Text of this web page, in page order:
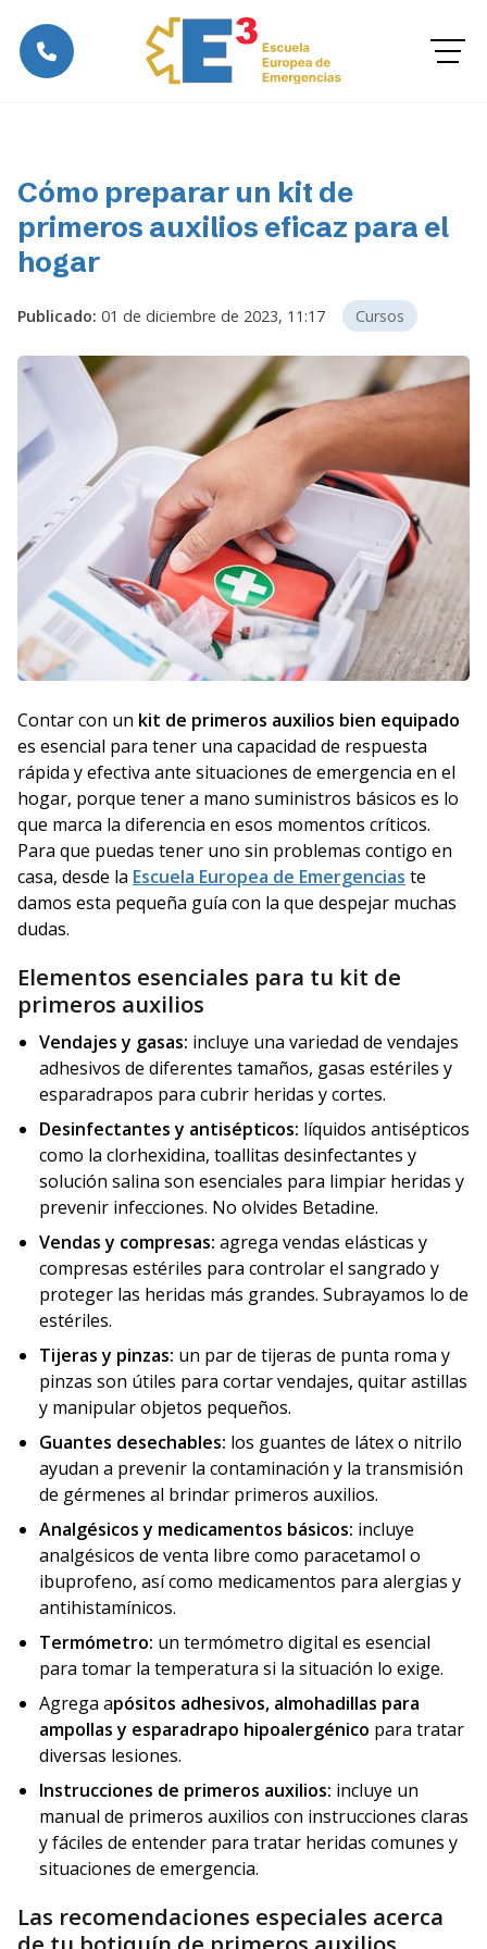
Cómo preparar un kit de
primeros auxilios eficaz para el
hogar
Publicado: 01 de diciembre de 2023, 11:17 Cursos
Contar con un kit de primeros auxilios bien equipado
es esencial para tener una capacidad de respuesta
rápida y efectiva ante situaciones de emergencia en el
hogar, porque tener a mano suministros básicos es lo
que marca la diferencia en esos momentos críticos.
Para que puedas tener uno sin problemas contigo en
casa, desde la Escuela Europea de Emergencias te
damos esta pequeña guía con la que despejar muchas
dudas.
Elementos esenciales para tu kit de
primeros auxilios
Vendajes y gasas: incluye una variedad de vendajes
adhesivos de diferentes tamaños, gasas estériles y
esparadrapos para cubrir heridas y cortes.
Desinfectantes y antisépticos: líquidos antisépticos
como la clorhexidina, toallitas desinfectantes y
solución salina son esenciales para limpiar heridas y
prevenir infecciones. No olvides Betadine.
Vendas y compresas: agrega vendas elásticas y
compresas estériles para controlar el sangrado y
proteger las heridas más grandes. Subrayamos lo de
estériles.
Tijeras y pinzas: un par de tijeras de punta roma y
pinzas son útiles para cortar vendajes, quitar astillas
y manipular objetos pequeños.
Guantes desechables: los guantes de látex o nitrilo
ayudan a prevenir la contaminación y la transmisión
de gérmenes al brindar primeros auxilios.
Analgésicos y medicamentos básicos: incluye
analgésicos de venta libre como paracetamol o
ibuprofeno, así como medicamentos para alergias y
antihistamínicos.
Termómetro: un termómetro digital es esencial
para tomar la temperatura si la situación lo exige.
Agrega apósitos adhesivos, almohadillas para
ampollas y esparadrapo hipoalergénico para tratar
diversas lesiones.
Instrucciones de primeros auxilios: incluye un
manual de primeros auxilios con instrucciones claras
y fáciles de entender para tratar heridas comunes y
situaciones de emergencia.
Las recomendaciones especiales acerca